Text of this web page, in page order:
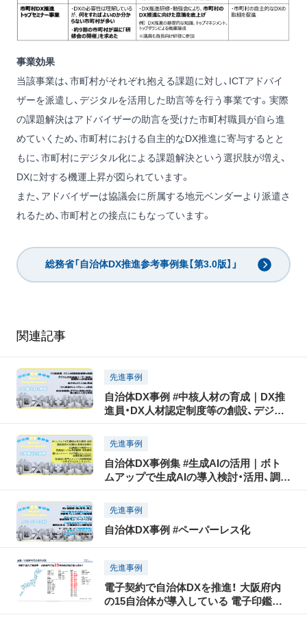
事業効果
当該事業は、市町村がそれぞれ抱える課題に対し、ICTアドバイ
ザーを派遣し、デジタルを活用した助言等を行う事業です。実際
の課題解決はアドバイザーの助言を受けた市町村職員が自ら進
めていくため、市町村における自主的なDX推進に寄与するとと
もに、市町村にデジタル化による課題解決という選択肢が増え、
DXに対する機運上昇が図られています。
また、アドバイザーは協議会に所属する地元ベンダーより派遣さ
れるため、市町村との接点にもなっています。
総務省「自治体DX推進参考事例集【第3.0版】」
関連記事
先進事例
自治体DX事例 #中核人材の育成｜DX推
進員・DX人材認定制度等の創設、デジタ
修実施、全庁的なDX人材の育成 、「DX推
進チャレンジャー」を育成、自治体業務と
デジタル技術の知見を兼ね備えた人材を
育成
先進事例
自治体DX事例集 #生成AIの活用｜ボト
ムアップで生成AIの導入検討・活用、調達
上で利用できる生成AIアプリを共同開
発・本格運用、誰でもマクロコードが作成
できるようになり事務処理が効率化、生
先進事例
自治体DX事例 #ペーパーレス化
先進事例
電子契約で自治体DXを推進！ 大阪府内
の15自治体が導入している 電子印鑑